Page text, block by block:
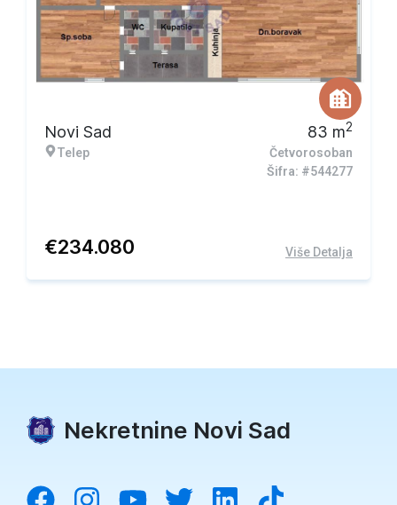
Novi Sad
Telep
83 m2
Četvorosoban
Šifra: #544277
€234.080 Više Detalja
Nekretnine Novi Sad